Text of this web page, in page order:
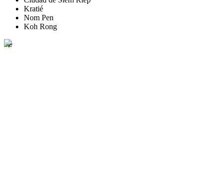
Kratié
Nom Pen
Koh Rong